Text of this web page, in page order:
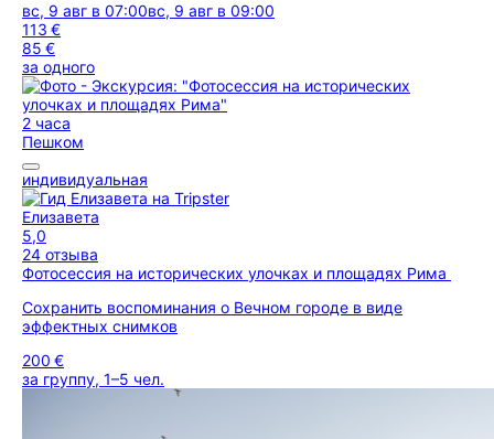
вс, 9 авг в 07:00вс, 9 авг в 09:00
113 €
85 €
за одного
2 часа
Пешком
индивидуальная
Елизавета
5,0
24 отзыва
Фотосессия на исторических улочках и площадях Рима
Сохранить воспоминания о Вечном городе в виде
эффектных снимков
200 €
за группу, 1–5 чел.